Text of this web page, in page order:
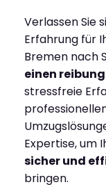
Verlassen Sie
Erfahrung für
Bremen nach
einen
stressfreie
Expertise, um
sicher und
bringen.